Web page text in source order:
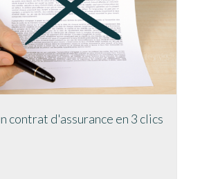
contrat d'assurance en 3 clics